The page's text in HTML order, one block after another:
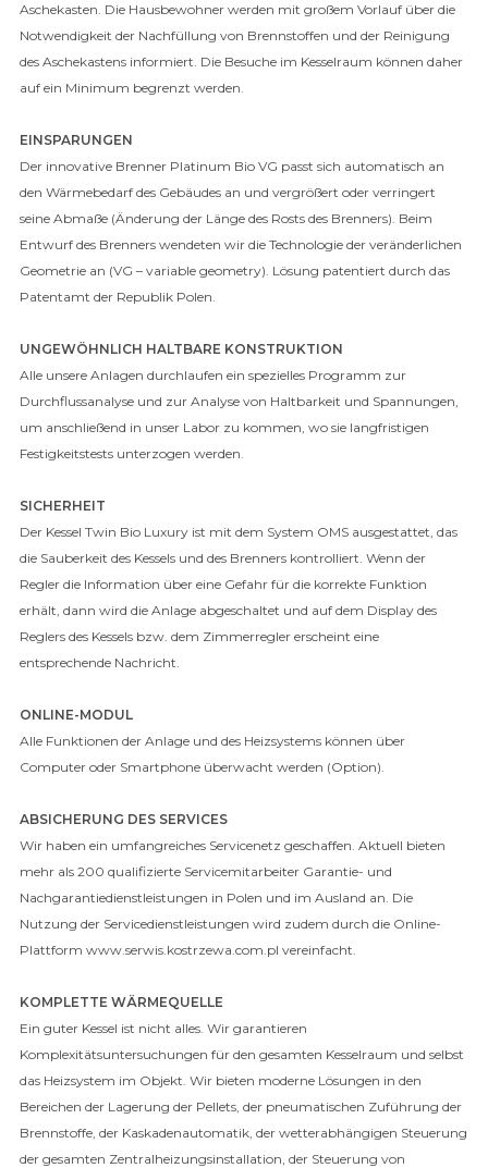
Aschekasten. Die Hausbewohner werden mit großem Vorlauf über die
Notwendigkeit der Nachfüllung von Brennstoffen und der Reinigung
des Aschekastens informiert. Die Besuche im Kesselraum können daher
auf ein Minimum begrenzt werden.
EINSPARUNGEN
Der innovative Brenner Platinum Bio VG passt sich automatisch an
den Wärmebedarf des Gebäudes an und vergrößert oder verringert
seine Abmaße (Änderung der Länge des Rosts des Brenners). Beim
Entwurf des Brenners wendeten wir die Technologie der veränderlichen
Geometrie an (VG – variable geometry). Lösung patentiert durch das
Patentamt der Republik Polen.
UNGEWÖHNLICH HALTBARE KONSTRUKTION
Alle unsere Anlagen durchlaufen ein spezielles Programm zur
Durchflussanalyse und zur Analyse von Haltbarkeit und Spannungen,
um anschließend in unser Labor zu kommen, wo sie langfristigen
Festigkeitstests unterzogen werden.
SICHERHEIT
Der Kessel Twin Bio Luxury ist mit dem System OMS ausgestattet, das
die Sauberkeit des Kessels und des Brenners kontrolliert. Wenn der
Regler die Information über eine Gefahr für die korrekte Funktion
erhält, dann wird die Anlage abgeschaltet und auf dem Display des
Reglers des Kessels bzw. dem Zimmerregler erscheint eine
entsprechende Nachricht.
ONLINE-MODUL
Alle Funktionen der Anlage und des Heizsystems können über
Computer oder Smartphone überwacht werden (Option).
ABSICHERUNG DES SERVICES
Wir haben ein umfangreiches Servicenetz geschaffen. Aktuell bieten
mehr als 200 qualifizierte Servicemitarbeiter Garantie- und
Nachgarantiedienstleistungen in Polen und im Ausland an. Die
Nutzung der Servicedienstleistungen wird zudem durch die Online-
Plattform www.serwis.kostrzewa.com.pl vereinfacht.
KOMPLETTE WÄRMEQUELLE
Ein guter Kessel ist nicht alles. Wir garantieren
Komplexitätsuntersuchungen für den gesamten Kesselraum und selbst
das Heizsystem im Objekt. Wir bieten moderne Lösungen in den
Bereichen der Lagerung der Pellets, der pneumatischen Zuführung der
Brennstoffe, der Kaskadenautomatik, der wetterabhängigen Steuerung
der gesamten Zentralheizungsinstallation, der Steuerung von